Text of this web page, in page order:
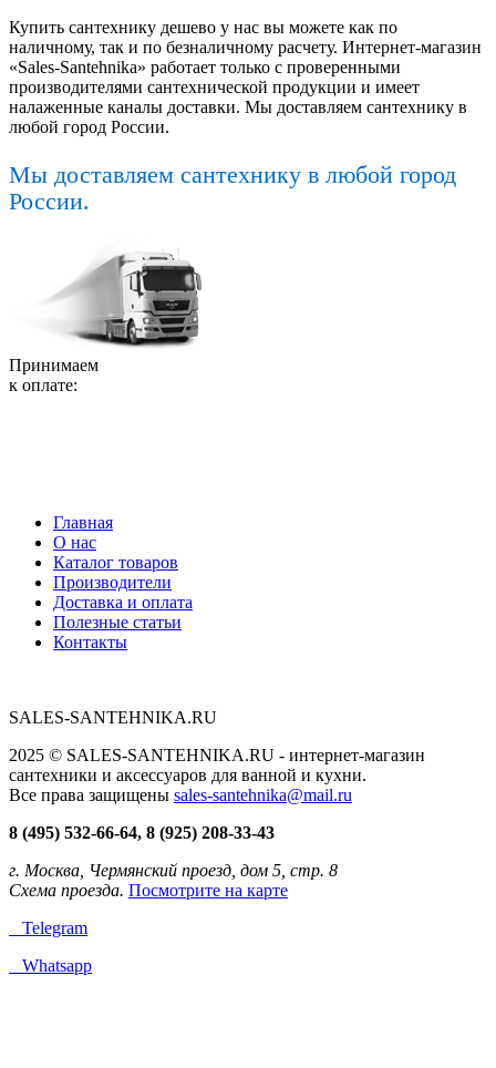
Купить сантехнику дешево у нас вы можете как по
наличному, так и по безналичному расчету. Интернет-магазин
«Sales-Santehnika» работает только с проверенными
производителями сантехнической продукции и имеет
налаженные каналы доставки. Мы доставляем сантехнику в
любой город России.
Мы доставляем сантехнику в любой город
России.
Принимаем
к оплате:
Главная
О нас
Каталог товаров
Производители
Доставка и оплата
Полезные статьи
Контакты
SALES-SANTEHNIKA.RU
2025 © SALES-SANTEHNIKA.RU - интернет-магазин
сантехники и аксессуаров для ванной и кухни.
Все права защищены sales-santehnika@mail.ru
8 (495) 532-66-64, 8 (925) 208-33-43
г. Москва, Чермянский проезд, дом 5, стр. 8
Схема проезда. Посмотрите на карте
Telegram
Whatsapp